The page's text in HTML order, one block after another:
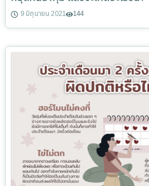
9 มิถุนายน 2021 144